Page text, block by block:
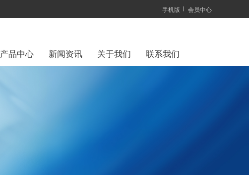
手机版 会员中心
产品中心 新闻资讯 关于我们 联系我们